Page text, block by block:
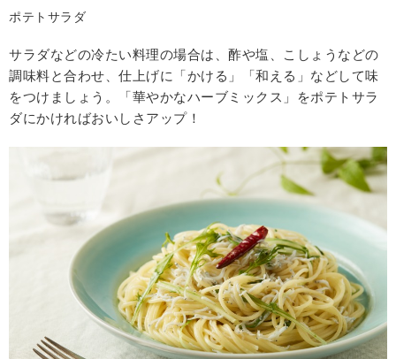
ポテトサラダ
サラダなどの冷たい料理の場合は、酢や塩、こしょうなどの
調味料と合わせ、仕上げに「かける」「和える」などして味
をつけましょう。「華やかなハーブミックス」をポテトサラ
ダにかければおいしさアップ！